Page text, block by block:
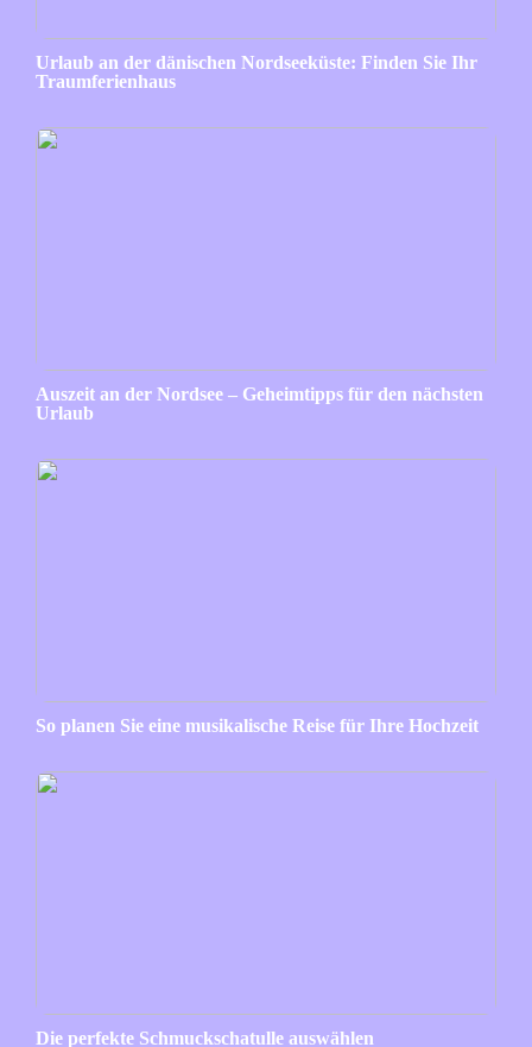
Urlaub an der dänischen Nordseeküste: Finden Sie Ihr
Traumferienhaus
Auszeit an der Nordsee – Geheimtipps für den nächsten
Urlaub
So planen Sie eine musikalische Reise für Ihre Hochzeit
Die perfekte Schmuckschatulle auswählen